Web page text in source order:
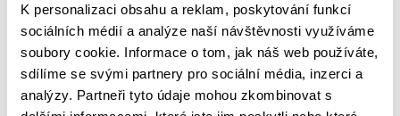
K personalizaci obsahu a reklam, poskytování funkcí
sociálních médií a analýze naší návštěvnosti využíváme
soubory cookie. Informace o tom, jak náš web používáte,
sdílíme se svými partnery pro sociální média, inzerci a
analýzy. Partneři tyto údaje mohou zkombinovat s
PROTIPANICKÉ OSVĚTLENÍ
PROVOZNÍ DENÍK NOUZOVÉHO OSVĚTLENÍ
REVIZE NOUZOVÉHO OSVĚTLENÍ ŘÍZENÍ SPEKTRUM